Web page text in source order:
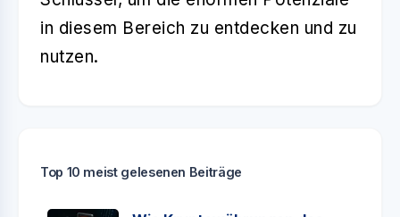
in diesem Bereich zu entdecken und zu
nutzen.
Top 10 meist gelesenen Beiträge